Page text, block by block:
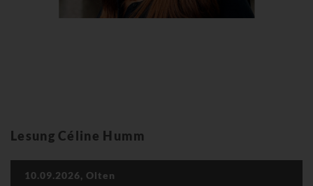
Lesung Céline Humm
10.09.2026, Olten